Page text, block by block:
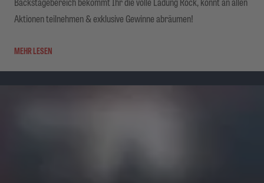
Aktionen teilnehmen & exklusive Gewinne abräumen!
MEHR LESEN